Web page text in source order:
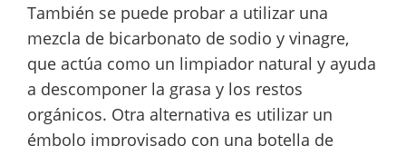
También se puede probar a utilizar una
mezcla de bicarbonato de sodio y vinagre,
que actúa como un limpiador natural y ayuda
a descomponer la grasa y los restos
orgánicos. Otra alternativa es utilizar un
émbolo improvisado con una botella de